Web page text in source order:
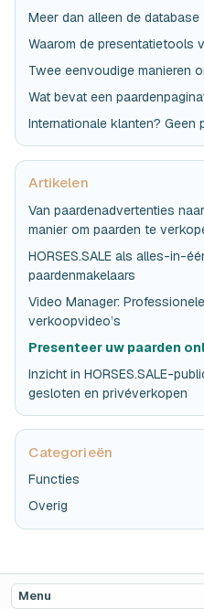
Meer dan alleen de database
Waarom de presentatietools
Twee eenvoudige manieren
Wat bevat een
Internationale klanten? Geen
Artikelen
Van paardenadvertenties
manier om paarden te
HORSES.SALE als alles-in-
paardenmakelaars
Video Manager:
verkoopvideo’s
Presenteer uw paarden
Inzicht in HORSES.SALE-
gesloten en privéverkopen
Categorieën
Functies
Overig
Menu